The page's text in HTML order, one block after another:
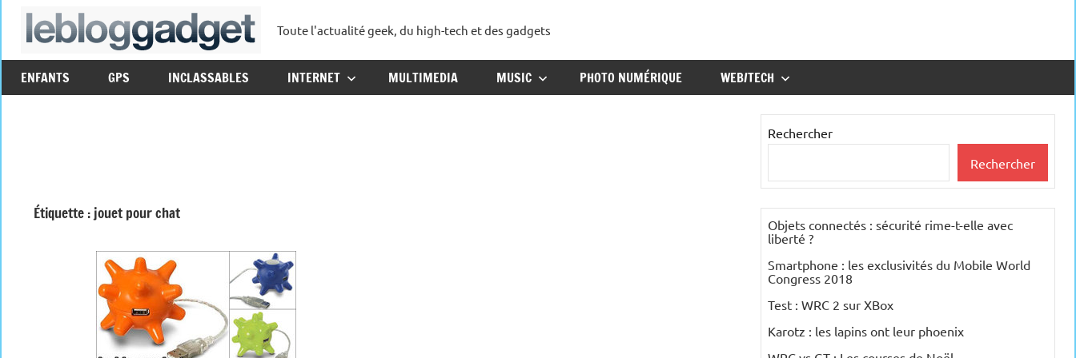
Aller
lebloggadget
Toute l'actualité geek, du high-tech et des gadgets
ENFANTS GPS INCLASSABLES INTERNET MULTIMEDIA MUSIC PHOTO NUMÉRIQUE WEB/TECH
Étiquette :jouet pour chat
Rechercher
Rechercher
Objets connectés : sécurité rime-t-elle avec
liberté ?
Smartphone : les exclusivités du Mobile World
Congress 2018
Test : WRC 2 sur XBox
Karotz : les lapins ont leur phoenix